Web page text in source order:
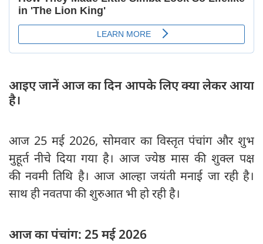
आइए जानें आज का दिन आपके लिए क्या लेकर आया
है।
आज 25 मई 2026, सोमवार का विस्तृत पंचांग और शुभ
मुहूर्त नीचे दिया गया है। आज ज्येष्ठ मास की शुक्ल पक्ष
की नवमी तिथि है। आज आल्हा जयंती मनाई जा रही है।
साथ ही नवतपा की शुरुआत भी हो रही है।
आज का पंचांग: 25 मई 2026